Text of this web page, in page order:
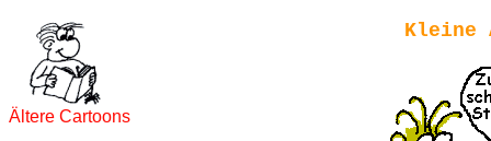
Ältere Cartoons
Kleine